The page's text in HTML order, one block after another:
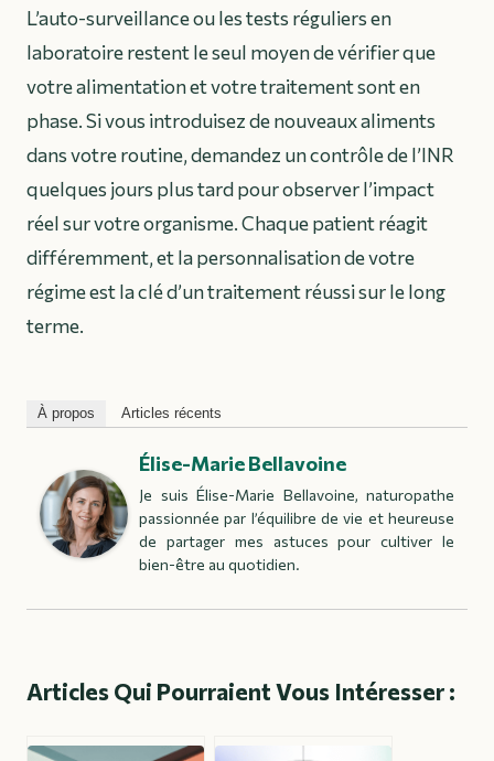
L’auto-surveillance ou les tests réguliers en
laboratoire restent le seul moyen de vérifier que
votre alimentation et votre traitement sont en
phase. Si vous introduisez de nouveaux aliments
dans votre routine, demandez un contrôle de l’INR
quelques jours plus tard pour observer l’impact
réel sur votre organisme. Chaque patient réagit
différemment, et la personnalisation de votre
régime est la clé d’un traitement réussi sur le long
terme.
À propos Articles récents
Élise-Marie Bellavoine
Je suis Élise-Marie Bellavoine, naturopathe
passionnée par l’équilibre de vie et heureuse
de partager mes astuces pour cultiver le
bien-être au quotidien.
Articles Qui Pourraient Vous Intéresser :